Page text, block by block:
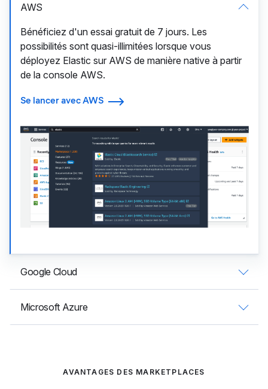
AWS
Bénéficiez d'un essai gratuit de 7 jours. Les
possibilités sont quasi-illimitées lorsque vous
déployez Elastic sur AWS de manière native à partir
de la console AWS.
Se lancer avec AWS
Google Cloud
Microsoft Azure
AVANTAGES DES MARKETPLACES